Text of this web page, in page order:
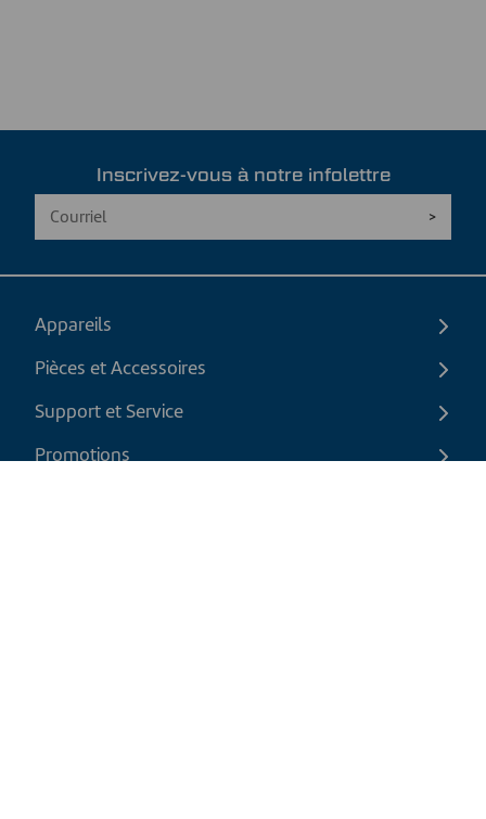
Inscrivez-vous à notre infolettre
Appareils
Pièces et Accessoires
Support et Service
Promotions